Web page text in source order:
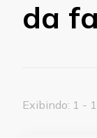
da
Exibindo: 1 -